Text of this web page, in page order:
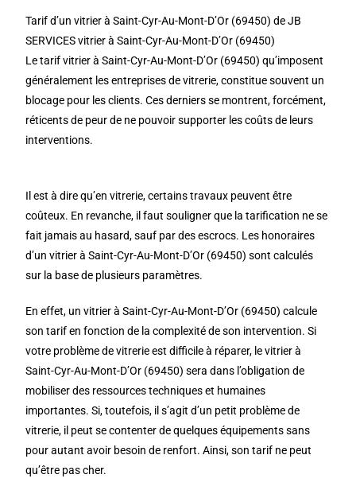
Tarif d’un vitrier à Saint-Cyr-Au-Mont-D’Or (69450) de JB
SERVICES vitrier à Saint-Cyr-Au-Mont-D’Or (69450)
Le tarif vitrier à Saint-Cyr-Au-Mont-D’Or (69450) qu’imposent
généralement les entreprises de vitrerie, constitue souvent un
blocage pour les clients. Ces derniers se montrent, forcément,
réticents de peur de ne pouvoir supporter les coûts de leurs
interventions.
Il est à dire qu’en vitrerie, certains travaux peuvent être
coûteux. En revanche, il faut souligner que la tarification ne se
fait jamais au hasard, sauf par des escrocs. Les honoraires
d’un vitrier à Saint-Cyr-Au-Mont-D’Or (69450) sont calculés
sur la base de plusieurs paramètres.
En effet, un vitrier à Saint-Cyr-Au-Mont-D’Or (69450) calcule
son tarif en fonction de la complexité de son intervention. Si
votre problème de vitrerie est difficile à réparer, le vitrier à
Saint-Cyr-Au-Mont-D’Or (69450) sera dans l’obligation de
mobiliser des ressources techniques et humaines
importantes. Si, toutefois, il s’agit d’un petit problème de
vitrerie, il peut se contenter de quelques équipements sans
pour autant avoir besoin de renfort. Ainsi, son tarif ne peut
qu’être pas cher.